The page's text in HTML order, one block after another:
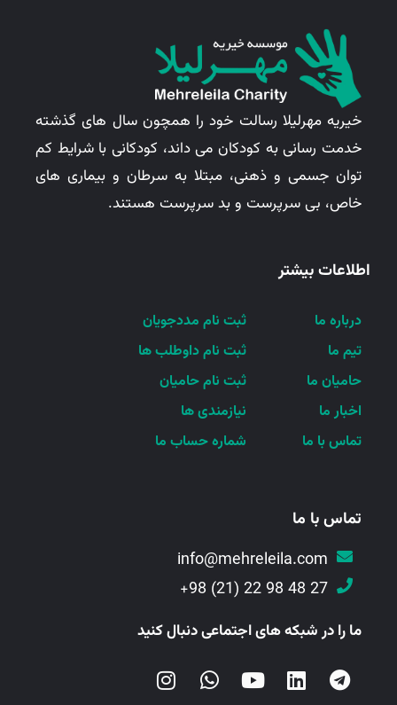
خیریه مهرلیلا رسالت خود را همچون سال های گذشته
خدمت رسانی به کودکان می داند، کودکانی با شرایط کم
توان جسمی و ذهنی، مبتلا به سرطان و بیماری های
خاص، بی سرپرست و بد سرپرست هستند.
اطلاعات بیشتر
درباره ما
تیم ما
حامیان ما
اخبار ما
تماس با ما
ثبت نام مددجویان
ثبت نام داوطلب ها
ثبت نام حامیان
نیازمندی ها
شماره حساب ما
تماس با ما
info@mehreleila.com
27 48 98 22 (21) 98+
ما را در شبکه های اجتماعی دنبال کنید